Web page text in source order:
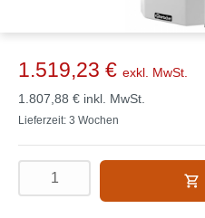
1.519,23 € exkl. MwSt.
1.807,88 € inkl. MwSt.
Lieferzeit: 3 Wochen